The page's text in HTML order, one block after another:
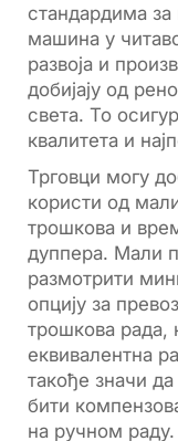
стандардима
машина у
развоја и
добијају од
света. То
квалитета и
Трговци могу
користи од
трошкова и
дуппера. Мали
размотрити
опцију за
трошкова рада,
еквивалентна
такође значи
бити
на ручном